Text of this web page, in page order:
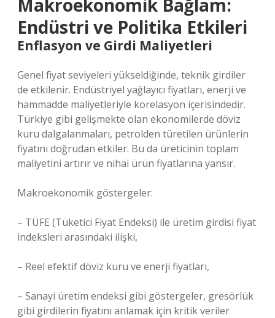
Makroekonomik Bağlam:
Endüstri ve Politika Etkileri
Enflasyon ve Girdi Maliyetleri
Genel fiyat seviyeleri yükseldiğinde, teknik girdiler
de etkilenir. Endüstriyel yağlayıcı fiyatları, enerji ve
hammadde maliyetleriyle korelasyon içerisindedir.
Türkiye gibi gelişmekte olan ekonomilerde döviz
kuru dalgalanmaları, petrolden türetilen ürünlerin
fiyatını doğrudan etkiler. Bu da üreticinin toplam
maliyetini artırır ve nihai ürün fiyatlarına yansır.
Makroekonomik göstergeler:
– TÜFE (Tüketici Fiyat Endeksi) ile üretim girdisi fiyat
indeksleri arasındaki ilişki,
– Reel efektif döviz kuru ve enerji fiyatları,
– Sanayi üretim endeksi gibi göstergeler, gresörlük
gibi girdilerin fiyatını anlamak için kritik veriler